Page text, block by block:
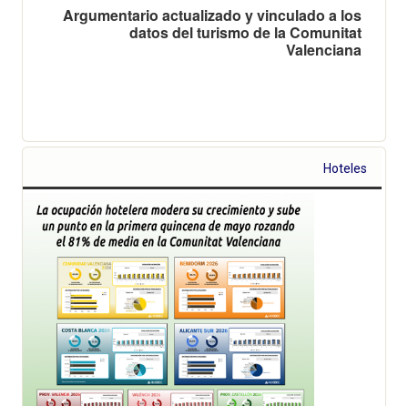
Argumentario actualizado y vinculado a los
datos del turismo de la Comunitat
Valenciana
Hoteles